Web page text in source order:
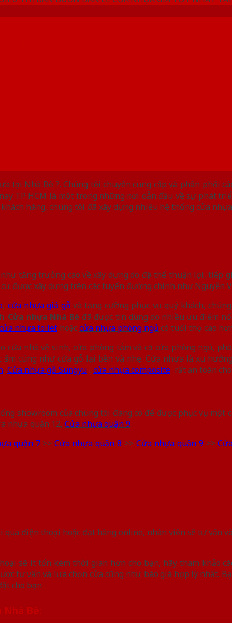
tại Nhà Bè ?. Chúng tôi chuyên cung cấp và phân phối
TP HCM là một trong những nơi dẫn đầu về sự phát
hàng, chúng tôi đã xây dựng nhiều hệ thống cửa
tăng trưởng cao về xây dựng do địa thế thuận lợi, tiếp
được xây dựng trên các tuyến đường chính như Nguyễn
, cửa nhựa giả gỗ và tăng cường phục vụ quý khách,
Cửa nhựa Nhà Bè đã được tin dùng do nhiều ưu điểm
nhựa toilet hoặccửa nhựa phòng ngủ có tuổi thọ cao
nhà vệ sinh, cửa phòng tắm và cả cửa phòng ngủ,
ấm cúng như cửa gỗ lại bền và nhẹ. Cửa nhựa là xu
, Cửa nhựa gỗ Sungyu , cửa nhựa composite rất an toàn
showroom của chúng tôi đang có để được phục vụ một
nhựa quận 12, Cửa nhựa quận 9.
quận 7>>Cửa nhựa quận 8 >> Cửa nhựa quận 9 >>
điện thoại hoặc đặt hàng online, nhân viên sẽ tư vấn
sẽ ít tốn kém thời gian hơn cho bạn, hãy tham khảo
tư vấn và lựa chọn cửa cũng như báo giá hợp lý nhất.
cho bạn
Bè: